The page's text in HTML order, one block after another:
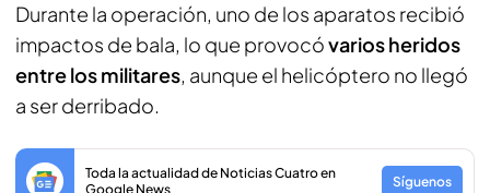
Durante la operación, uno de los aparatos recibió
impactos de bala, lo que provocóvarios heridos
entre los militares, aunque el helicóptero no llegó
a ser derribado.
Toda la actualidad de Noticias Cuatro en
Google News
Síguenos